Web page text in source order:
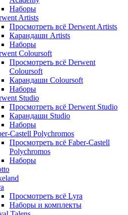
Наборы
Artists
Просмотреть всё Derwent Artists
Карандаши Artists
Наборы
Coloursoft
Просмотреть всё Derwent
Coloursoft
Карандаши Coloursoft
Наборы
Studio
Просмотреть всё Derwent Studio
Карандаши Studio
Наборы
Castell Polychromos
Просмотреть всё Faber-Castell
Polychromos
Наборы
Просмотреть всё Lyra
Наборы и комплекты